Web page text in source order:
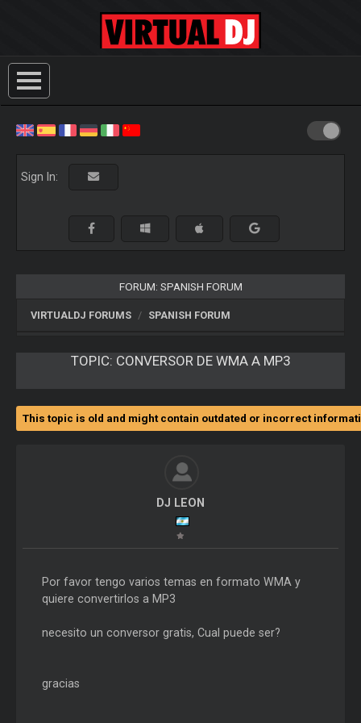
Sign In:
FORUM: SPANISH FORUM
VIRTUALDJ FORUMS SPANISH FORUM
TOPIC: CONVERSOR DE WMA A MP3
This topic is old and might contain outdated or incorrect
DJ LEON
Por favor tengo varios temas en formato WMA y
quiere convertirlos a MP3
necesito un conversor gratis, Cual puede ser?
gracias